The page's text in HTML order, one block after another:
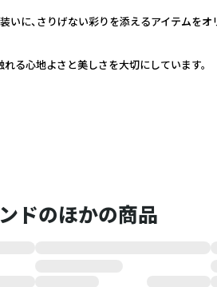
いに、さりげない彩りを添えるアイテムをオ
る心地よさと美しさを大切にしています。
ドのほかの商品